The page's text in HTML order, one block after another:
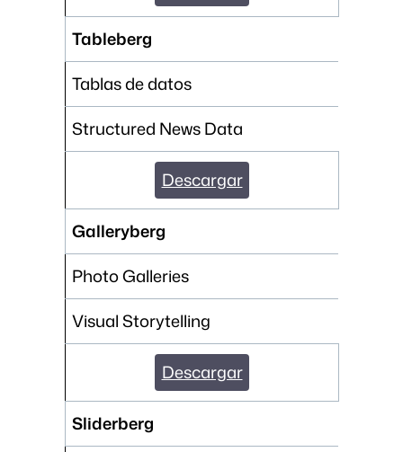
Tableberg
Tablas de datos
Structured News Data
Descargar
Galleryberg
Photo Galleries
Visual Storytelling
Descargar
Sliderberg